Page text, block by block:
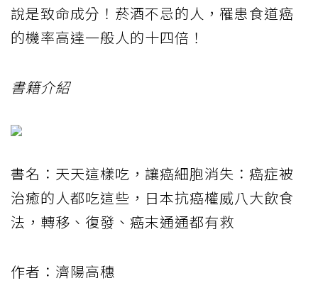
說是致命成分！菸酒不忌的人，罹患食道癌
的機率高達一般人的十四倍！
書籍介紹
書名：天天這樣吃，讓癌細胞消失：癌症被
治癒的人都吃這些，日本抗癌權威八大飲食
法，轉移、復發、癌末通通都有救
作者：濟陽高穗